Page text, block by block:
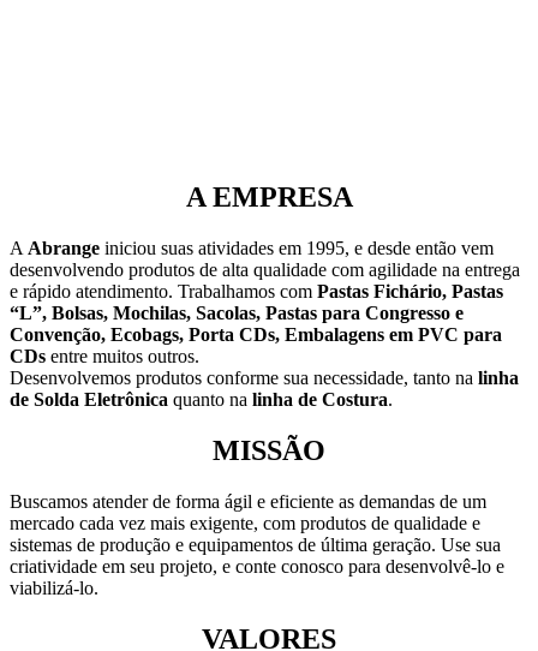
A EMPRESA
A Abrange iniciou suas atividades em 1995, e desde então vem
desenvolvendo produtos de alta qualidade com agilidade na entrega
e rápido atendimento. Trabalhamos com Pastas Fichário, Pastas
“L”, Bolsas, Mochilas, Sacolas, Pastas para Congresso e
Convenção, Ecobags, Porta CDs, Embalagens em PVC para
CDs entre muitos outros.
Desenvolvemos produtos conforme sua necessidade, tanto na linha
de Solda Eletrônica quanto na linha de Costura.
MISSÃO
Buscamos atender de forma ágil e eficiente as demandas de um
mercado cada vez mais exigente, com produtos de qualidade e
sistemas de produção e equipamentos de última geração. Use sua
criatividade em seu projeto, e conte conosco para desenvolvê-lo e
viabilizá-lo.
VALORES